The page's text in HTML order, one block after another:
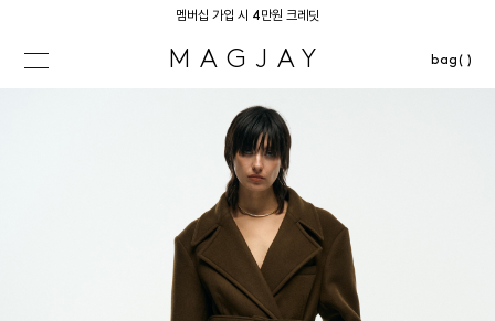
멤버십 가입 시 4만원 크레딧
MAGJAY bag( )